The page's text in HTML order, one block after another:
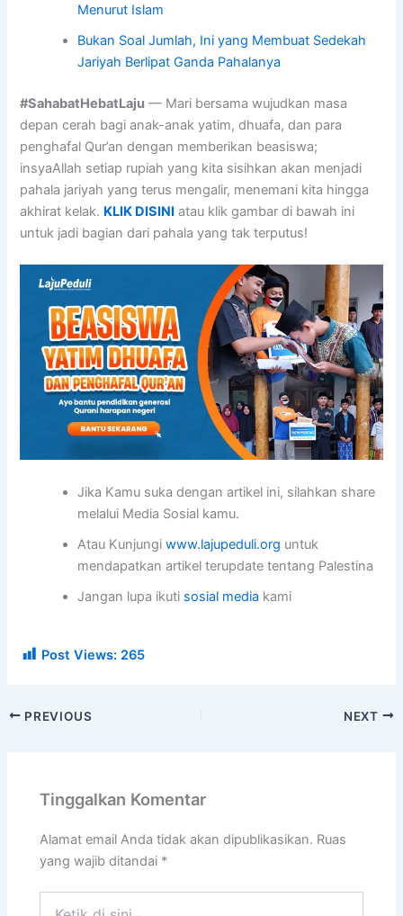
Menurut Islam
Bukan Soal Jumlah, Ini yang Membuat Sedekah
Jariyah Berlipat Ganda Pahalanya
#SahabatHebatLaju — Mari bersama wujudkan masa
depan cerah bagi anak-anak yatim, dhuafa, dan para
penghafal Qur’an dengan memberikan beasiswa;
insyaAllah setiap rupiah yang kita sisihkan akan menjadi
pahala jariyah yang terus mengalir, menemani kita hingga
akhirat kelak. KLIK DISINI atau klik gambar di bawah ini
untuk jadi bagian dari pahala yang tak terputus!
Jika Kamu suka dengan artikel ini, silahkan share
melalui Media Sosial kamu.
Atau Kunjungiwww.lajupeduli.org untuk
mendapatkan artikel terupdate tentang Palestina
Jangan lupa ikuti sosial media kami
Post Views: 265
PREVIOUS NEXT
Tinggalkan Komentar
Alamat email Anda tidak akan dipublikasikan. Ruas
yang wajib ditandai *